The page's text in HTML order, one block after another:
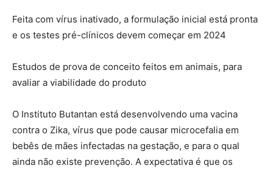
Feita com vírus inativado, a formulação inicial está pronta
e os testes pré-clínicos devem começar em 2024
Estudos de prova de conceito feitos em animais, para
avaliar a viabilidade do produto
O Instituto Butantan está desenvolvendo uma vacina
contra o Zika, vírus que pode causar microcefalia em
bebês de mães infectadas na gestação, e para o qual
ainda não existe prevenção. A expectativa é que os